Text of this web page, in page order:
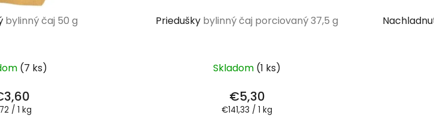
bylinný čaj 50 g
(7 ks)
/ 1 kg
Priedušky bylinný čaj porciovaný 37,5 g
Skladom (1 ks)
€5,30
Jednotková
€141,33 / 1 kg